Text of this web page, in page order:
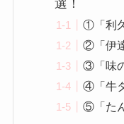
選！
①「利
②「伊
③「味
④「牛
⑤「た